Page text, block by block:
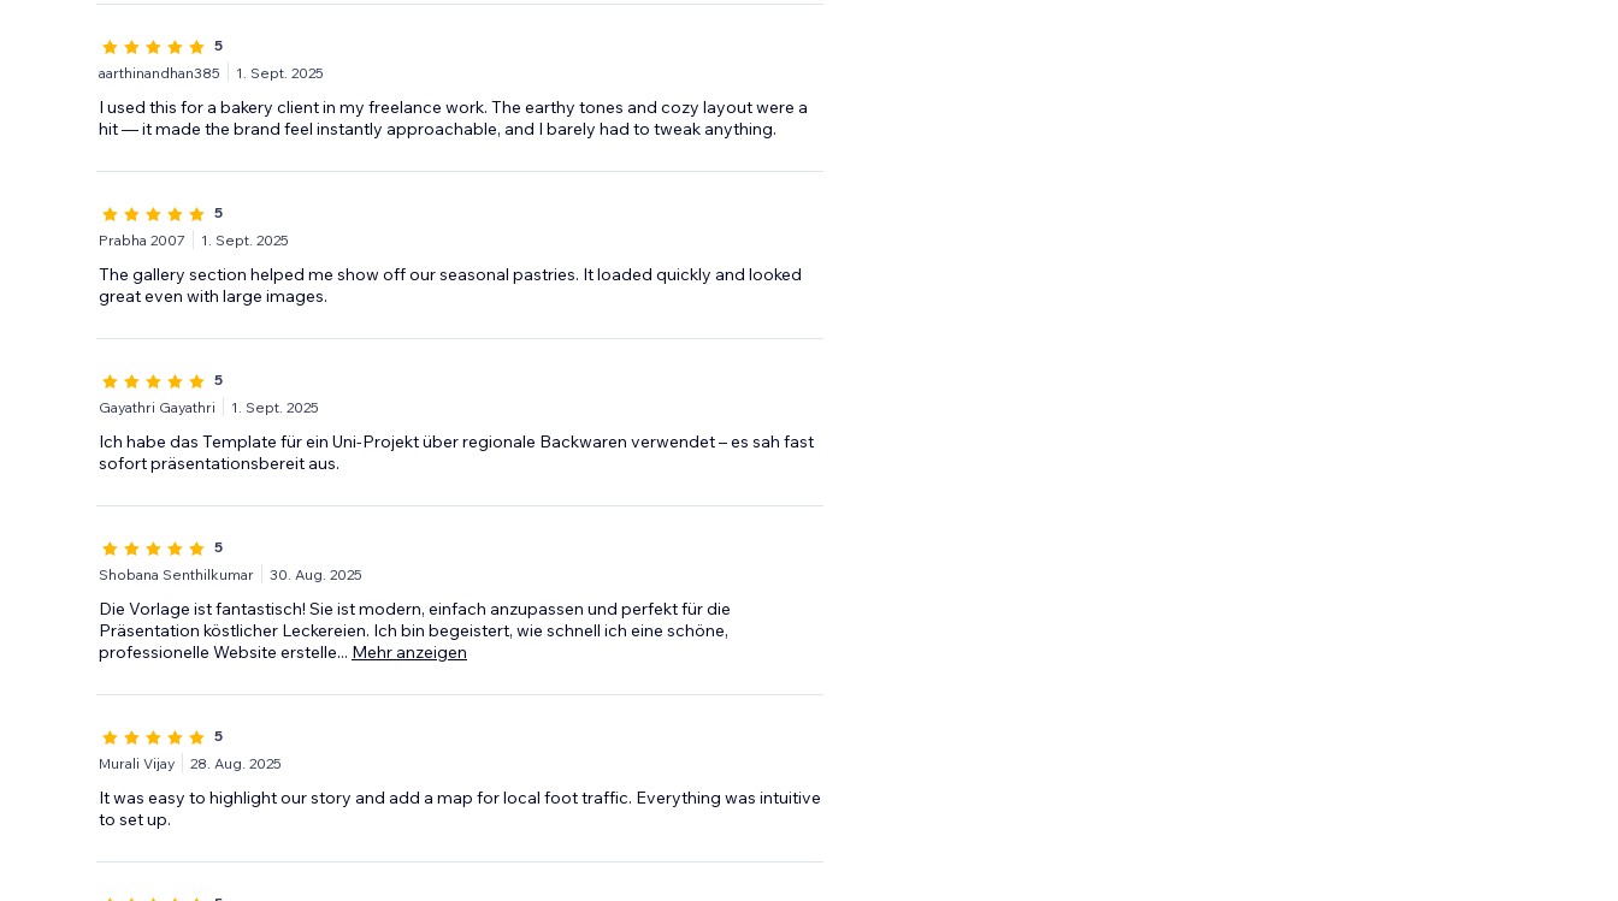
5
aarthinandhan385
1. Sept. 2025
I used this for a bakery client in my freelance work. The earthy tones and cozy layout were a
hit — it made the brand feel instantly approachable, and I barely had to tweak anything.
5
Prabha 2007
1. Sept. 2025
The gallery section helped me show off our seasonal pastries. It loaded quickly and looked
great even with large images.
5
Gayathri Gayathri
1. Sept. 2025
Ich habe das Template für ein Uni-Projekt über regionale Backwaren verwendet – es sah fast
sofort präsentationsbereit aus.
5
Shobana Senthilkumar
30. Aug. 2025
Die Vorlage ist fantastisch! Sie ist modern, einfach anzupassen und perfekt für die
Präsentation köstlicher Leckereien. Ich bin begeistert, wie schnell ich eine schöne,
professionelle Website erstelle... Mehr anzeigen
5
Murali Vijay
28. Aug. 2025
It was easy to highlight our story and add a map for local foot traffic. Everything was intuitive
to set up.